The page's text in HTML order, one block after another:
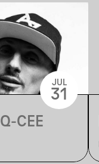
CEE
JUL
31